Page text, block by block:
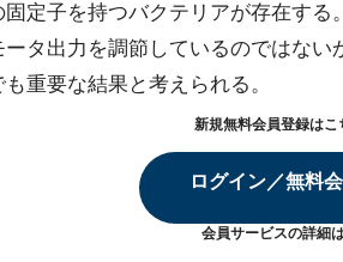
定子を持つバクテリアが存在す
タ出力を調節しているのではな
重要な結果と考えられる。
新規無料会員登録はこ
ログイン／無料
会員サービスの詳細